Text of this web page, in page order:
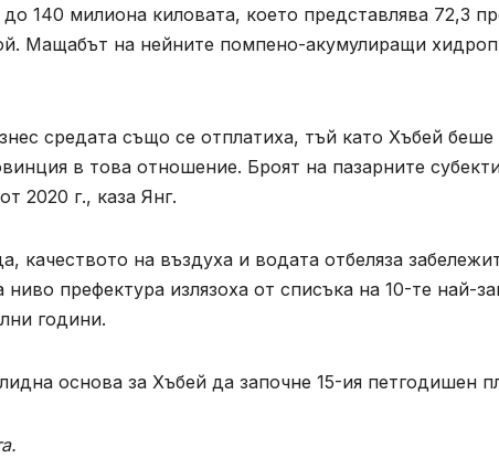
140 милиона киловата, което представлява 72,3
Мащабът на нейните помпено-акумулиращи
средата също се отплатиха, тъй като Хъбей беше
в това отношение. Броят на пазарните
2020 г., каза Янг.
качеството на въздуха и водата отбеляза
префектура излязоха от списъка на 10-те най-
години.
основа за Хъбей да започне 15-ия петгодишен